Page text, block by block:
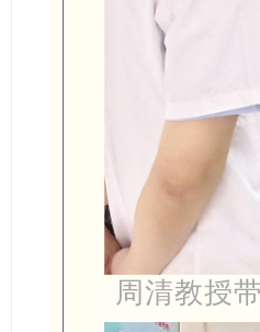
周清教授